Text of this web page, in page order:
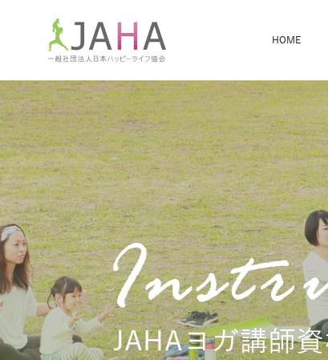
JAHAヨガ講師
HOME
JAHAについて JAHAヨガ
JAHA資格講座一覧 卒業
骨盤スリムヨガ®通信 ベビママ
ヨガレッスンカレンダー オンライ
全米ヨガRYT200
骨盤スリムヨガ
®
ベビママヨガ